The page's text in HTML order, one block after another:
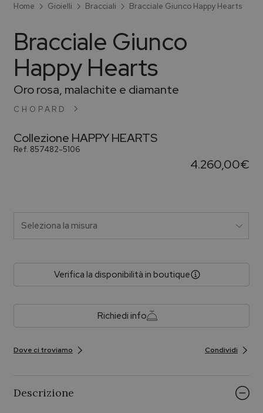
Home Gioielli Bracciali Bracciale Giunco Happy Hearts
CHOPARD
Bracciale Giunco
Happy Hearts
Oro rosa, malachite e diamante
Collezione HAPPY HEARTS
Ref. 857482-5106
4.260,00€
Verifica la disponibilità in boutique
Richiedi info
Dove ci troviamo Condividi
Descrizione